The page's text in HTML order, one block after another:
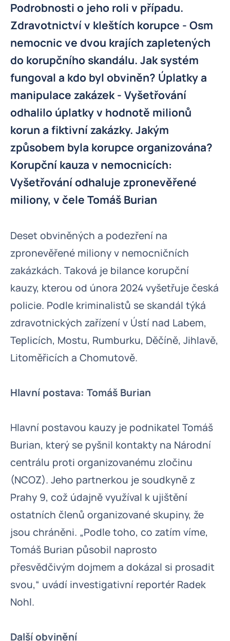
Podrobnosti o jeho roli v případu.
Zdravotnictví v kleštích korupce - Osm
nemocnic ve dvou krajích zapletených
do korupčního skandálu. Jak systém
fungoval a kdo byl obviněn? Úplatky a
manipulace zakázek - Vyšetřování
odhalilo úplatky v hodnotě milionů
korun a fiktivní zakázky. Jakým
způsobem byla korupce organizována?
Korupční kauza v nemocnicích:
Vyšetřování odhaluje zpronevěřené
miliony, v čele Tomáš Burian
Deset obviněných a podezření na
zpronevěřené miliony v nemocničních
zakázkách. Taková je bilance korupční
kauzy, kterou od února 2024 vyšetřuje česká
policie. Podle kriminalistů se skandál týká
zdravotnických zařízení v Ústí nad Labem,
Teplicích, Mostu, Rumburku, Děčíně, Jihlavě,
Litoměřicích a Chomutově.
Hlavní postava: Tomáš Burian
Hlavní postavou kauzy je podnikatel Tomáš
Burian, který se pyšnil kontakty na Národní
centrálu proti organizovanému zločinu
(NCOZ). Jeho partnerkou je soudkyně z
Prahy 9, což údajně využíval k ujištění
ostatních členů organizované skupiny, že
jsou chráněni. „Podle toho, co zatím víme,
Tomáš Burian působil naprosto
přesvědčivým dojmem a dokázal si prosadit
svou,“ uvádí investigativní reportér Radek
Nohl.
Další obvinění